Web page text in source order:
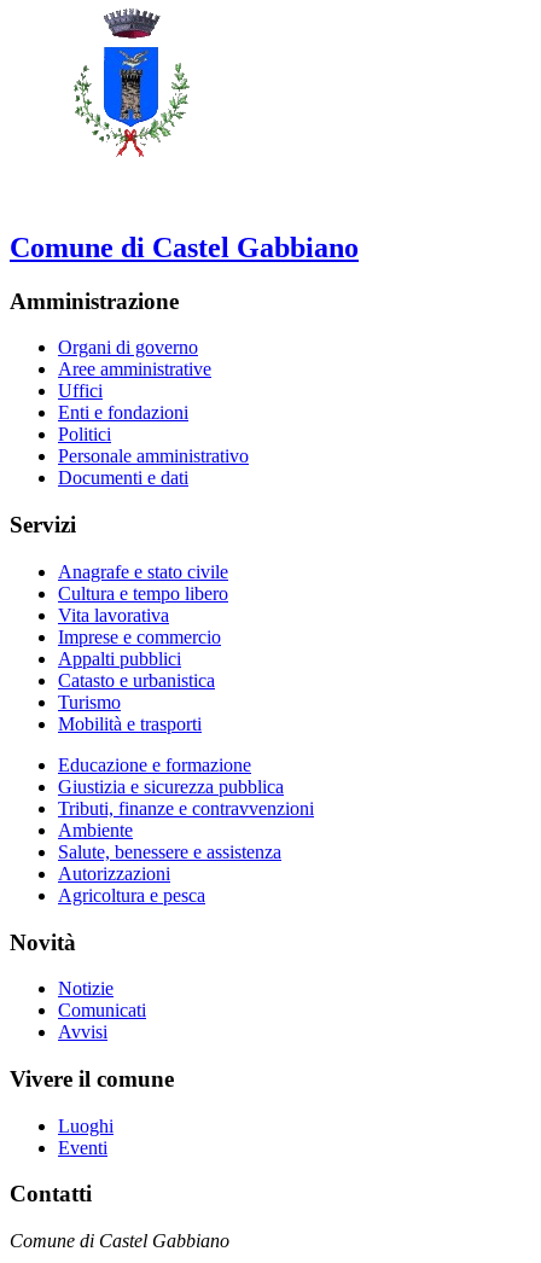
Comune di Castel Gabbiano
Amministrazione
Organi di governo
Aree amministrative
Uffici
Enti e fondazioni
Politici
Personale amministrativo
Documenti e dati
Servizi
Anagrafe e stato civile
Cultura e tempo libero
Vita lavorativa
Imprese e commercio
Appalti pubblici
Catasto e urbanistica
Turismo
Mobilità e trasporti
Educazione e formazione
Giustizia e sicurezza pubblica
Tributi, finanze e contravvenzioni
Ambiente
Salute, benessere e assistenza
Autorizzazioni
Agricoltura e pesca
Novità
Notizie
Comunicati
Avvisi
Vivere il comune
Luoghi
Eventi
Contatti
Comune di Castel Gabbiano